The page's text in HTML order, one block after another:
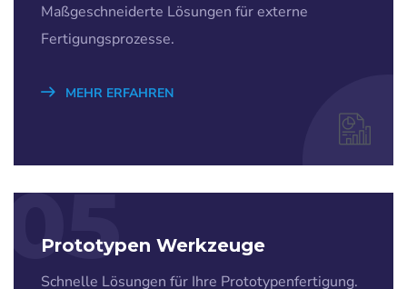
Maßgeschneiderte Lösungen für externe
Fertigungsprozesse.
MEHR ERFAHREN
05
Prototypen Werkzeuge
Schnelle Lösungen für Ihre Prototypenfertigung.